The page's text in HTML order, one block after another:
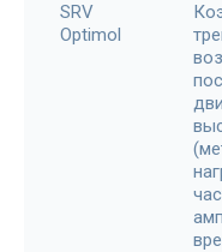
SRV
Optimol